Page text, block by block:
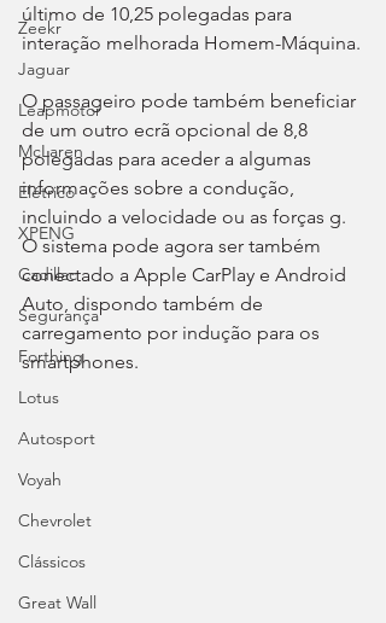
Zeekr
Jaguar
Leapmotor
McLaren
Elétrico
XPENG
Cadillac
Segurança
Forthing
Lotus
Autosport
Voyah
Chevrolet
Clássicos
Great Wall
último de 10,25 polegadas para
interação melhorada Homem-Máquina.
O passageiro pode também beneficiar
de um outro ecrã opcional de 8,8
polegadas para aceder a algumas
informações sobre a condução,
incluindo a velocidade ou as forças g.
O sistema pode agora ser também
conectado a Apple CarPlay e Android
Auto, dispondo também de
carregamento por indução para os
smartphones.